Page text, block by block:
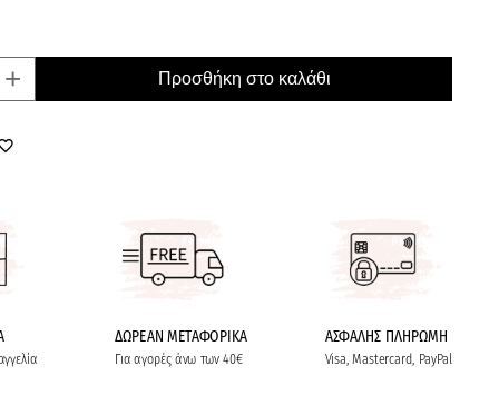
+ Προσθήκη στο καλάθι
ΔΩΡΕΑΝ ΜΕΤΑΦΟΡΙΚΑ
Για αγορές άνω των 40€
ΑΣΦΑΛΗΣ ΠΛΗΡΩΜΗ
Visa, Mastercard, PayPal